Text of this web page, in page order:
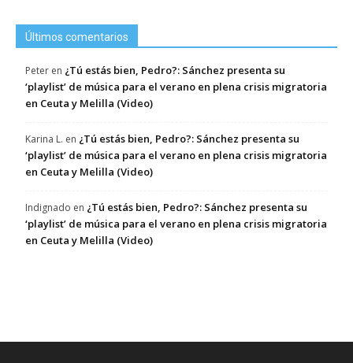
Últimos comentarios
Peter en ¿Tú estás bien, Pedro?: Sánchez presenta su
‘playlist’ de música para el verano en plena crisis migratoria
en Ceuta y Melilla (Video)
Karina L. en ¿Tú estás bien, Pedro?: Sánchez presenta su
‘playlist’ de música para el verano en plena crisis migratoria
en Ceuta y Melilla (Video)
Indignado en ¿Tú estás bien, Pedro?: Sánchez presenta su
‘playlist’ de música para el verano en plena crisis migratoria
en Ceuta y Melilla (Video)